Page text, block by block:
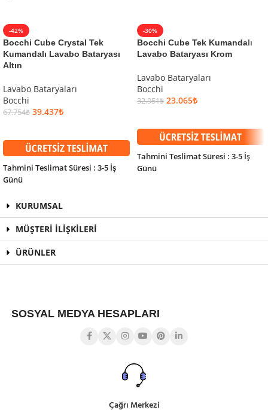
-42%
Bocchi Cube Crystal Tek
Kumandalı Lavabo Bataryası
Altın
Lavabo Bataryaları
Bocchi
67.754₺ 39.437₺
Tahmini Teslimat Süresi : 3-5 İş
Günü
-30%
Bocchi Cube Tek Kumandalı
Lavabo Bataryası Krom
Lavabo Bataryaları
Bocchi
32.951₺ 23.065₺
Tahmini Teslimat Süresi : 3-5 İş
Günü
KURUMSAL
MÜŞTERİ İLİŞKİLERİ
ÜRÜNLER
SOSYAL MEDYA HESAPLARI
Çağrı Merkezi